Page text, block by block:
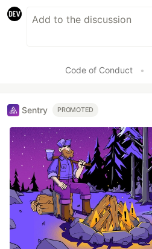
Code of Conduct •
Sentry PROMOTED